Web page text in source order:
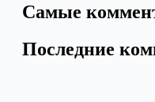
Самые
Последние